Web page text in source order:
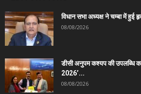
विधान सभा अध्यक्ष ने चम्बा में हुई
08/08/2026
डीसी अनुपम कश्यप की उपलब्धि
2026’...
08/08/2026